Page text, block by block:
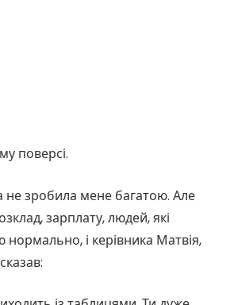
поверсі.
зробила мене багатою. Але
зарплату, людей, які
нормально, і керівника Матвія,